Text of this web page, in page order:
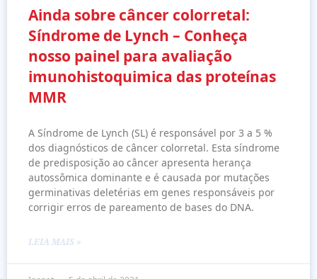
Ainda sobre câncer colorretal:
Síndrome de Lynch – Conheça
nosso painel para avaliação
imunohistoquimica das proteínas
MMR
A Síndrome de Lynch (SL) é responsável por 3 a 5 %
dos diagnósticos de câncer colorretal. Esta síndrome
de predisposição ao câncer apresenta herança
autossômica dominante e é causada por mutações
germinativas deletérias em genes responsáveis por
corrigir erros de pareamento de bases do DNA.
LEIA MAIS »